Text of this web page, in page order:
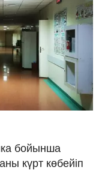
бойынша
күрт көбейіп